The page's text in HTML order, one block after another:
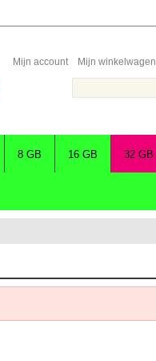
Mijn account Mijn winkelwagen
8 GB 16 GB 32 GB